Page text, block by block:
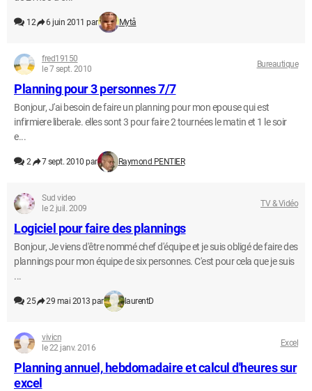
12 6 juin 2011 par Mytå
fred19150
le 7 sept. 2010
Bureautique
Planning pour 3 personnes 7/7
Bonjour, J'ai besoin de faire un planning pour mon epouse qui est
infirmiere liberale. elles sont 3 pour faire 2 tournées le matin et 1 le soir
e...
2 7 sept. 2010 par Raymond PENTIER
Sud video
le 2 juil. 2009
TV & Vidéo
Logiciel pour faire des plannings
Bonjour, Je viens d'être nommé chef d'équipe et je suis obligé de faire des
plannings pour mon équipe de six personnes. C'est pour cela que je suis
...
25 29 mai 2013 par laurentD
vivicn
le 22 janv. 2016
Excel
Planning annuel, hebdomadaire et calcul d'heures sur
excel